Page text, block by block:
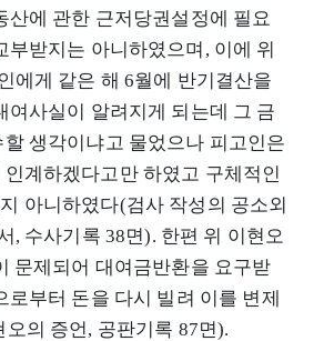
산에 관한 근저당권설정에 필요
부받지는 아니하였으며, 이에 위
에게 같은 해 6월에 반기결산을
여사실이 알려지게 되는데 그 금
생각이냐고 물었으나 피고인은
계하겠다고만 하였고 구체적인
아니하였다(검사 작성의 공소외
, 수사기록 38면). 한편 위 이현오
문제되어 대여금반환을 요구받
로부터 돈을 다시 빌려 이를 변제
의 증언, 공판기록 87면).